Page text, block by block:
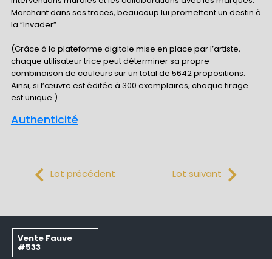
Marchant dans ses traces, beaucoup lui promettent un destin à
la “Invader”.
(Grâce à la plateforme digitale mise en place par l’artiste,
chaque utilisateur·trice peut déterminer sa propre
combinaison de couleurs sur un total de 5642 propositions.
Ainsi, si l’œuvre est éditée à 300 exemplaires, chaque tirage
est unique.)
Authenticité
Lot précédent Lot suivant
Vente Fauve
#533